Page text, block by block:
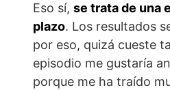
Eso sí, se trata de una
plazo. Los resultados
por eso, quizá cueste
episodio me gustaría
porque me ha traído